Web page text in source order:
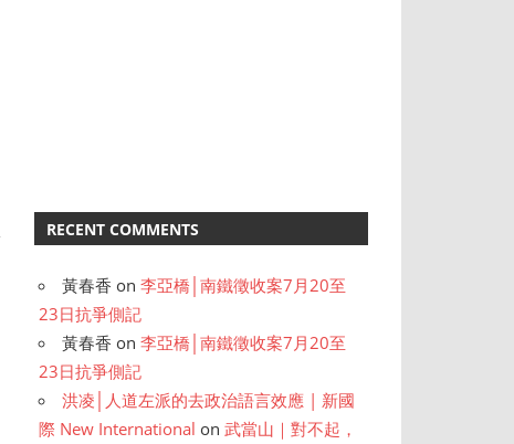
RECENT COMMENTS
黃春香 on李亞橋│南鐵徵收案7月20至
23日抗爭側記
黃春香 on李亞橋│南鐵徵收案7月20至
23日抗爭側記
洪凌│人道左派的去政治語言效應 | 新國
際 New International on武當山｜對不起，